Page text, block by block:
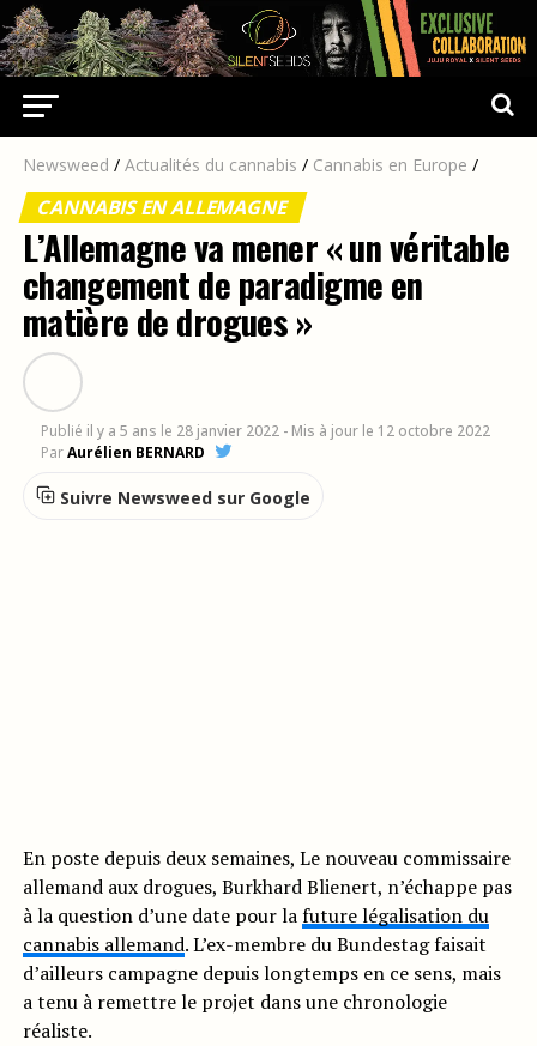
Newsweed / Actualités du cannabis / Cannabis en Europe /
CANNABIS EN ALLEMAGNE
L’Allemagne va mener « un véritable
changement de paradigme en
matière de drogues »
Publié il y a 5 ans le 28 janvier 2022 - Mis à jour le 12 octobre 2022
ParAurélien BERNARD
Suivre Newsweed sur Google
En poste depuis deux semaines, Le nouveau commissaire
allemand aux drogues, Burkhard Blienert, n’échappe pas
à la question d’une date pour lafuture légalisation du
cannabis allemand. L’ex-membre du Bundestag faisait
d’ailleurs campagne depuis longtemps en ce sens, mais
a tenu à remettre le projet dans une chronologie
réaliste.